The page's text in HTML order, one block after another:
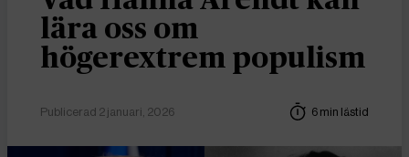
lära oss om
högerextrem populism
Publicerad 2 januari, 2026 6 min lästid